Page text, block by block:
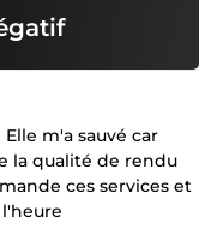
m'a sauvé car
la qualité de rendu
ces services et